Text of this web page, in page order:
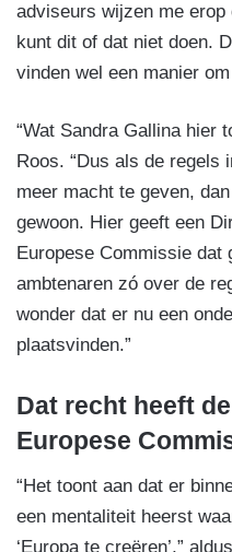
adviseurs wijzen me
kunt dit of dat niet doen.
vinden wel een manier om
“Wat Sandra Gallina hier
Roos. “Dus als de regels
meer macht te geven,
gewoon. Hier geeft een
Europese Commissie dat
ambtenaren zó over de
wonder dat er nu een
plaatsvinden.”
Dat recht heeft
Europese
“Het toont aan dat er
een mentaliteit heerst
‘Europa te creëren’,”